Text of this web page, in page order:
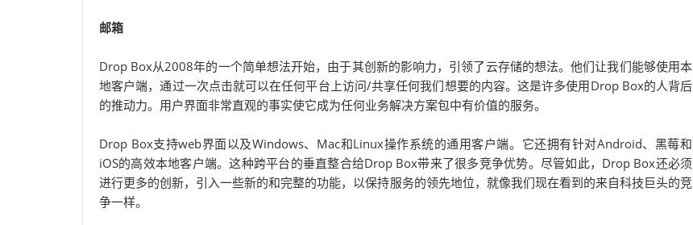
邮箱
Drop Box从2008年的一个简单想法开始，由于其创新的影响力，引领了云存储的想法。他们让我们能够使用本
地客户端，通过一次点击就可以在任何平台上访问/共享任何我们想要的内容。这是许多使用Drop Box的人背后
的推动力。用户界面非常直观的事实使它成为任何业务解决方案包中有价值的服务。
Drop Box支持web界面以及Windows、Mac和Linux操作系统的通用客户端。它还拥有针对Android、黑莓和
iOS的高效本地客户端。这种跨平台的垂直整合给Drop Box带来了很多竞争优势。尽管如此，Drop Box还必须
进行更多的创新，引入一些新的和完整的功能，以保持服务的领先地位，就像我们现在看到的来自科技巨头的竞
争一样。